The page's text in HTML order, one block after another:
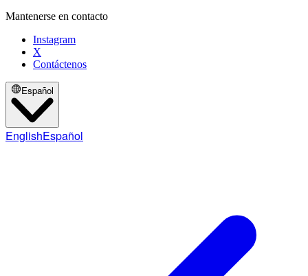
Mantenerse en contacto
Instagram
X
Contáctenos
Español
EnglishEspañol